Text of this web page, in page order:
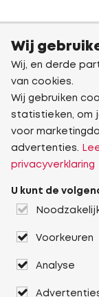
Wij
Wij, en derde
van cookies.
Wij gebruiken
statistieken, om
voor
advertenties.
privacyverklaring
U kunt de
Voorkeuren
Analyse